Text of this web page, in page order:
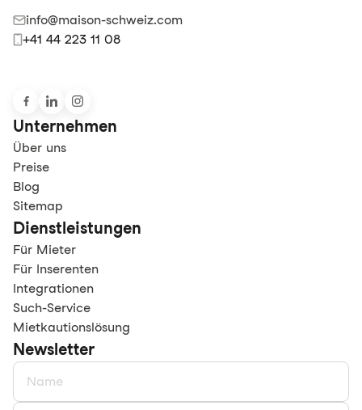
info@maison-schweiz.com
+41 44 223 11 08
Unternehmen
Über uns
Preise
Blog
Sitemap
Dienstleistungen
Für Mieter
Für Inserenten
Integrationen
Such-Service
Mietkautionslösung
Newsletter